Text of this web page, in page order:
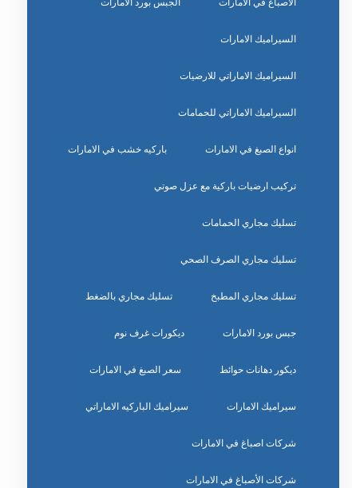
الاصباغ في الامارات الجبس بورد الامارات
السيراميك الامارات
السيراميك الاماراتي للارضيات
السيراميك الاماراتي للحمامات
انواع الصبغ في الامارات باركيه خشب في الامارات
تركيب ارضيات باركية مع عزل صوتي
تسليك مجاري الحمامات
تسليك مجاري الصرف الصحي
تسليك مجاري المطبخ تسليك مجاري بالضغط
جبس بورد الامارات ديكورات غرف نوم
ديكور دهانات حوائط سعر الصبغ في الامارات
سيراميك الامارات سيراميك الباركيه الاماراتي
شركات اصباغ في الامارات
شركات الأصباغ في الامارات